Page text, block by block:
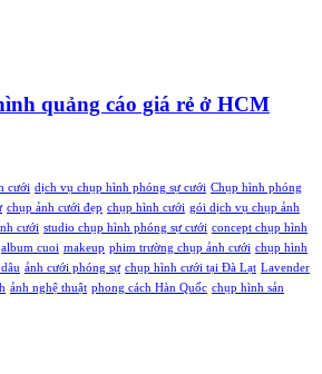
quảng cáo giá rẻ ở HCM
cưới dịch vụ chụp hình phóng sự cưới Chụp hình phóng
chụp ảnh cưới đẹp chụp hình cưới gói dịch vụ chụp ảnh
cưới studio chụp hình phóng sự cưới concept chụp hình
album cuoi makeup phim trường chụp ảnh cưới chụp hình
ảnh cưới phóng sự chụp hình cưới tại Đà Lạt Lavender
ảnh nghệ thuật phong cách Hàn Quốc chụp hình sản